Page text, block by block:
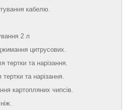
кабелю.
2 л
цитрусових.
тертки та нарізання.
та нарізання.
картопляних чипсів.